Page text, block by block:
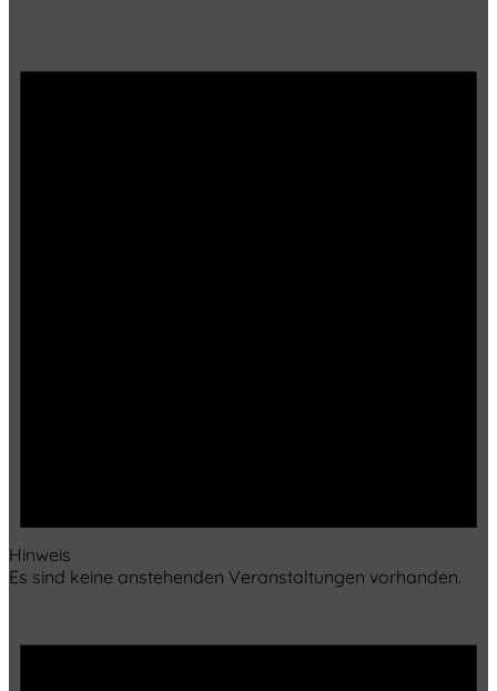
Hinweis
Es sind keine anstehenden Veranstaltungen vorhanden.